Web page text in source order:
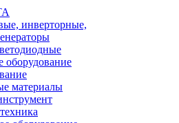
инверторные,
оборудование
материалы